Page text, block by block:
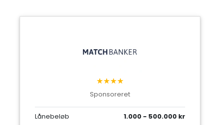
★★★★
Sponsoreret
Lånebeløb
1.000 - 500.000 kr